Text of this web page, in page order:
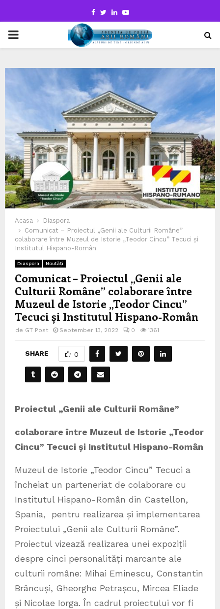
Facebook
TwitterLinkedinYoutube
PRIMARY
Acasa
Diaspora
Comunicat – Proiectul „Genii ale Culturii Române”
colaborare între Muzeul de Istorie „Teodor Cincu” Tecuci și
Institutul Hispano-Român
Diaspora Noutăți
Comunicat – Proiectul „Genii ale
Culturii Române” colaborare între
Muzeul de Istorie „Teodor Cincu”
Tecuci și Institutul Hispano-Român
de GT Post September 13, 2022 0 1361
SHARE 0
Proiectul „Genii ale Culturii Române”
colaborare între Muzeul de Istorie „Teodor
Cincu” Tecuci și Institutul Hispano-Român
Muzeul de Istorie „Teodor Cincu” Tecuci a
încheiat un parteneriat de colaborare cu
Institutul Hispano-Român din Castellon,
Spania, pentru realizarea și implementarea
Proiectului „Genii ale Culturii Române”.
Proiectul vizează realizarea unei expoziții
despre cinci personalități marcante ale
culturii române: Mihai Eminescu, Constantin
Brâncuși, Gheorghe Petrașcu, Mircea Eliade
și Nicolae Iorga. În cadrul proiectului vor fi